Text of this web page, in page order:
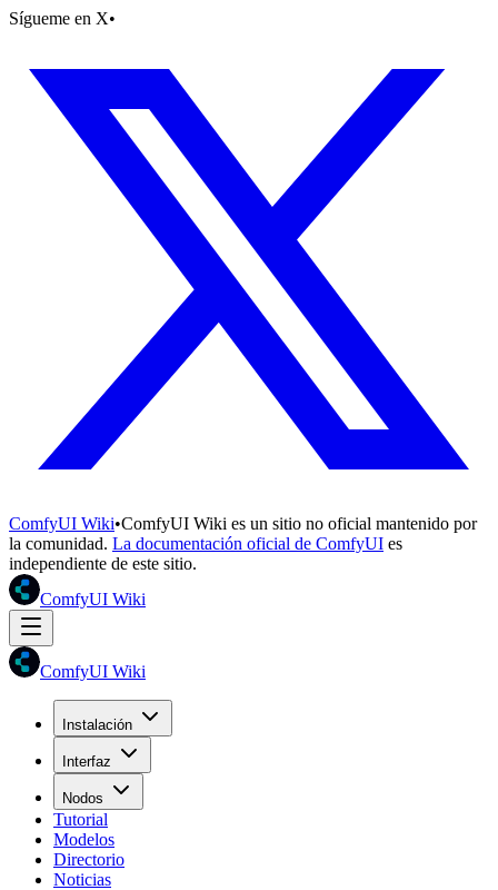
Sígueme en X•
ComfyUI Wiki•ComfyUI Wiki es un sitio no oficial mantenido por
la comunidad. La documentación oficial de ComfyUI es
independiente de este sitio.
ComfyUI Wiki
ComfyUI Wiki
Instalación
Interfaz
Nodos
Tutorial
Modelos
Directorio
Noticias